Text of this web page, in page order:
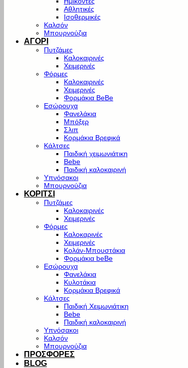
Αθλητικές
Ισοθερμικές
Καλσόν
Μπουρνούζια
ΑΓΟΡΙ
Πυτζάμες
Καλοκαιρινές
Χειμερινές
Φόρμες
Καλοκαιρινές
Χειμερινές
Φορμάκια BeBe
Εσώρουχα
Φανελάκια
Μπόξερ
Σλιπ
Κορμάκια Βρεφικά
Κάλτσες
Παιδική χειμωνιάτικη
Bebe
Παιδική καλοκαιρινή
Υπνόσακοι
Μπουρνούζια
ΚΟΡΙΤΣΙ
Πυτζάμες
Καλοκαιρινές
Χειμερινές
Φόρμες
Καλοκαρινές
Χειμερινές
Κολάν-Μπουστάκια
Φορμάκια beBe
Εσώρουχα
Φανελάκια
Κυλοτάκια
Κορμάκια Βρεφικά
Κάλτσες
Παιδική Χειμωνιάτικη
Bebe
Παιδική καλοκαιρινή
Υπνόσακοι
Καλσόν
Μπουρνούζια
ΠΡΟΣΦΟΡΕΣ
BLOG